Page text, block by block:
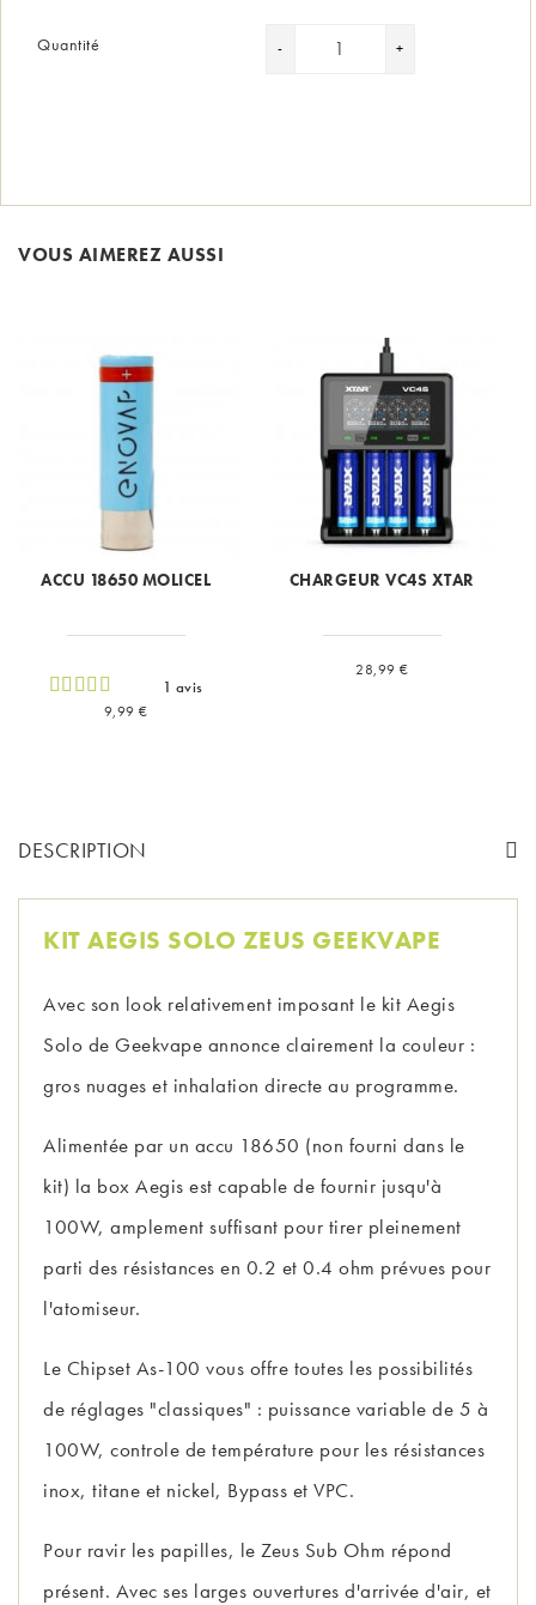
Quantité
VOUS AIMEREZ AUSSI
ACCU 18650 MOLICEL
1 avis
Prix
9,99 €
CHARGEUR VC4S XTAR
Prix
28,99 €
DESCRIPTION
KIT AEGIS SOLO ZEUS GEEKVAPE
Avec son look relativement imposant le kit Aegis
Solo de Geekvape annonce clairement la couleur :
gros nuages et inhalation directe au programme.
Alimentée par un accu 18650 (non fourni dans le
kit) la box Aegis est capable de fournir jusqu'à
100W, amplement suffisant pour tirer pleinement
parti des résistances en 0.2 et 0.4 ohm prévues pour
l'atomiseur.
Le Chipset As-100 vous offre toutes les possibilités
de réglages "classiques" : puissance variable de 5 à
100W, controle de température pour les résistances
inox, titane et nickel, Bypass et VPC.
Pour ravir les papilles, le Zeus Sub Ohm répond
présent. Avec ses larges ouvertures d'arrivée d'air, et